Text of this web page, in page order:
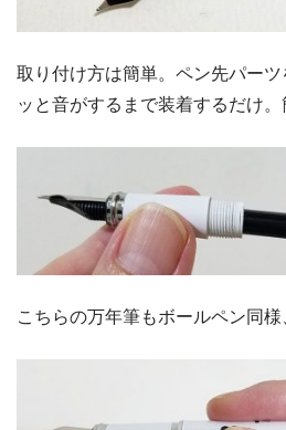
取り付け方は簡単。ペン先パー
ッと音がするまで装着するだけ。
こちらの万年筆もボールペン同様